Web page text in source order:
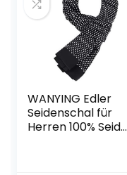
WANYING Edler
Seidenschal für
Herren 100% Seide